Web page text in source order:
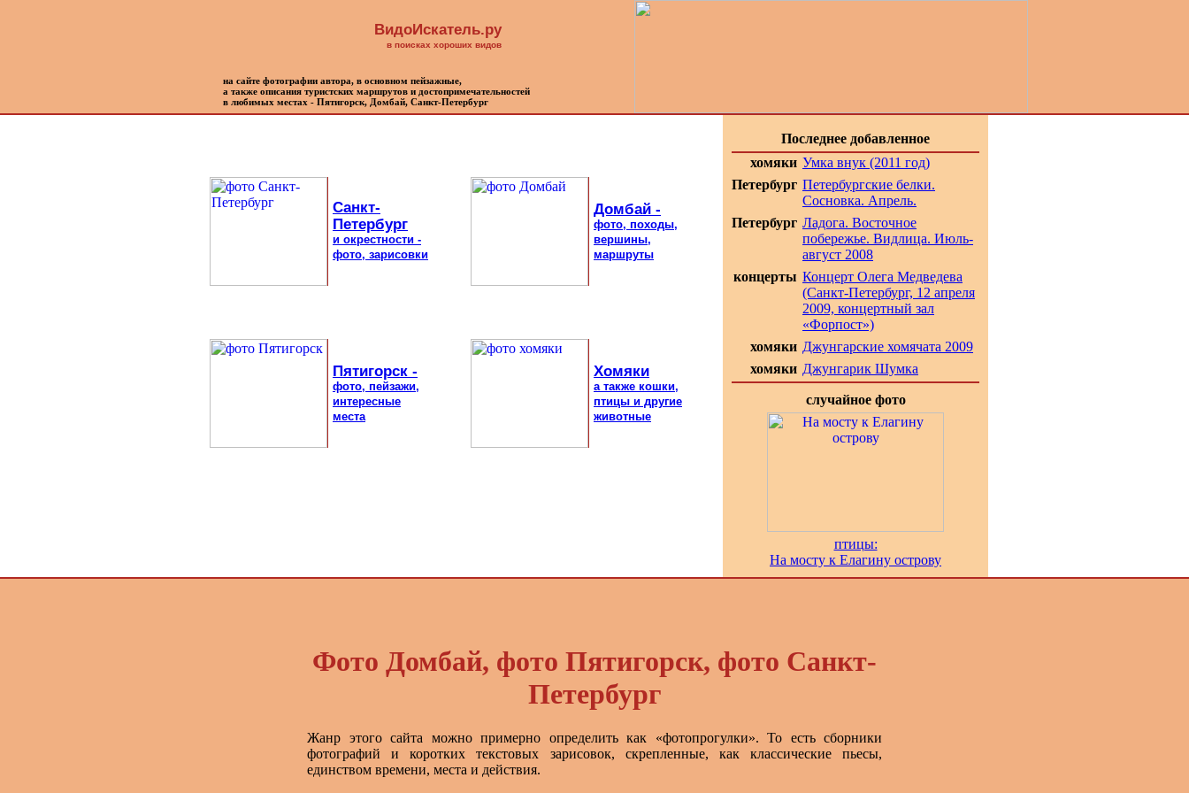
ВидоИскатель.ру
в поисках хороших видов
на сайте фотографии автора, в основном пейзажные,
а также описания туристских маршрутов и достопримечательностей
в любимых местах - Пятигорск, Домбай, Санкт-Петербург
Санкт-
Петербург
и окрестности -
фото, зарисовки
Домбай -
фото, походы,
вершины,
маршруты
Пятигорск -
фото, пейзажи,
интересные
места
Хомяки
а также кошки,
птицы и другие
животные
Последнее добавленное
хомяки Умка внук (2011 год)
Петербург Петербургские белки.
Сосновка. Апрель.
Петербург Ладога. Восточное
побережье. Видлица. Июль-
август 2008
концерты Концерт Олега Медведева
(Санкт-Петербург, 12 апреля
2009, концертный зал
«Форпост»)
хомяки Джунгарские хомячата 2009
хомяки Джунгарик Шумка
случайное фото
птицы:
На мосту к Елагину острову
Фото Домбай, фото Пятигорск, фото Санкт-
Петербург
Жанр этого сайта можно примерно определить как «фотопрогулки». То есть сборники
фотографий и коротких текстовых зарисовок, скрепленные, как классические пьесы,
единством времени, места и действия.